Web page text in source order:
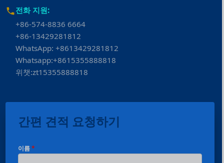
전화 지원:
+86-574-8836 6664
+86-13429281812
WhatsApp: +8613429281812
Whatsapp:+8615355888818
위챗:zt15355888818
간편 견적 요청하기
이름*